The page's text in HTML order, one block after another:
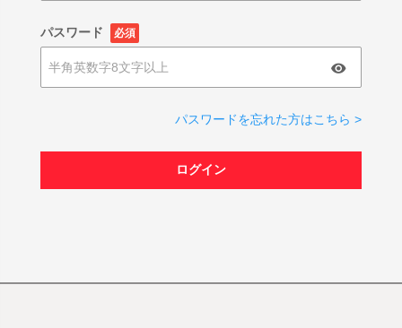
パスワード 必須
パスワードを忘れた方はこちら >
ログイン